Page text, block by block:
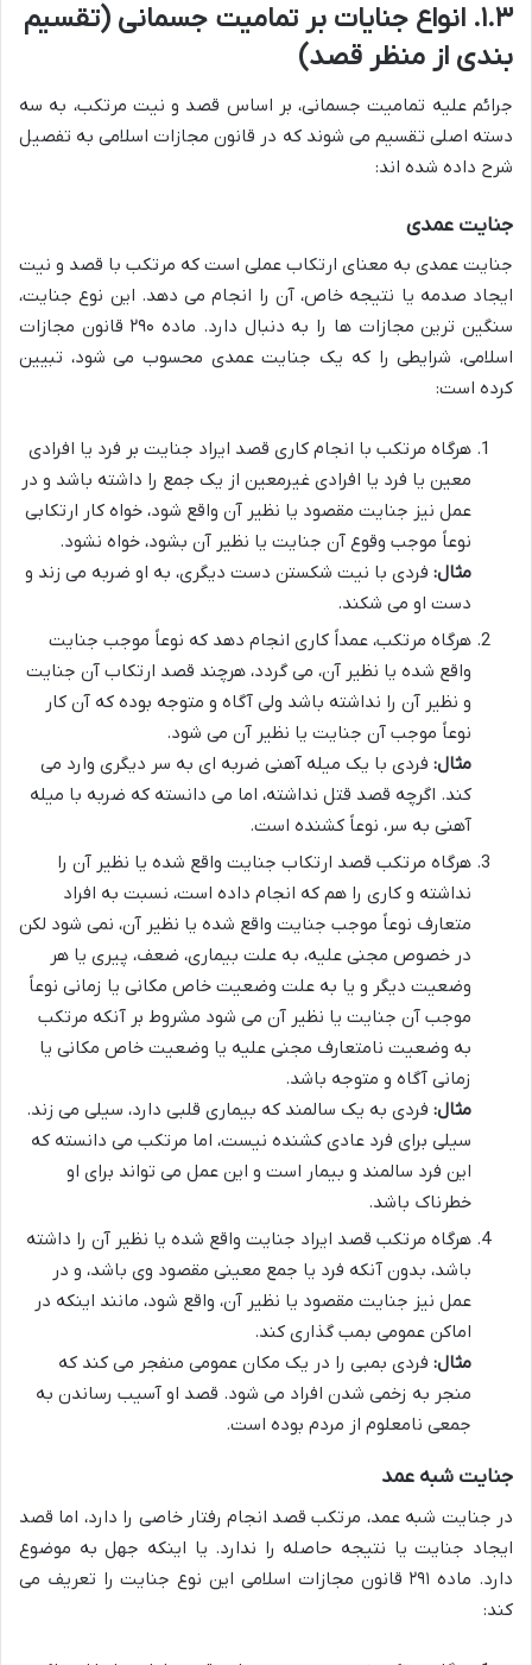
۱.۳. انواع جنایات بر تمامیت جسمانی (تقسیم
بندی از منظر قصد)
جرائم علیه تمامیت جسمانی، بر اساس قصد و نیت مرتکب، به سه
دسته اصلی تقسیم می شوند که در قانون مجازات اسلامی به تفصیل
شرح داده شده اند:
جنایت عمدی
جنایت عمدی به معنای ارتکاب عملی است که مرتکب با قصد و نیت
ایجاد صدمه یا نتیجه خاص، آن را انجام می دهد. این نوع جنایت،
سنگین ترین مجازات ها را به دنبال دارد. ماده ۲۹۰ قانون مجازات
اسلامی، شرایطی را که یک جنایت عمدی محسوب می شود، تبیین
کرده است:
هرگاه مرتکب با انجام کاری قصد ایراد جنایت بر فرد یا افرادی
معین یا فرد یا افرادی غیرمعین از یک جمع را داشته باشد و در
عمل نیز جنایت مقصود یا نظیر آن واقع شود، خواه کار ارتکابی
نوعاً موجب وقوع آن جنایت یا نظیر آن بشود، خواه نشود.
مثال: فردی با نیت شکستن دست دیگری، به او ضربه می زند و
دست او می شکند.
هرگاه مرتکب، عمداً کاری انجام دهد که نوعاً موجب جنایت
واقع شده یا نظیر آن، می گردد، هرچند قصد ارتکاب آن جنایت
و نظیر آن را نداشته باشد ولی آگاه و متوجه بوده که آن کار
نوعاً موجب آن جنایت یا نظیر آن می شود.
مثال: فردی با یک میله آهنی ضربه ای به سر دیگری وارد می
کند. اگرچه قصد قتل نداشته، اما می دانسته که ضربه با میله
آهنی به سر، نوعاً کشنده است.
هرگاه مرتکب قصد ارتکاب جنایت واقع شده یا نظیر آن را
نداشته و کاری را هم که انجام داده است، نسبت به افراد
متعارف نوعاً موجب جنایت واقع شده یا نظیر آن، نمی شود لکن
در خصوص مجنی علیه، به علت بیماری، ضعف، پیری یا هر
وضعیت دیگر و یا به علت وضعیت خاص مکانی یا زمانی نوعاً
موجب آن جنایت یا نظیر آن می شود مشروط بر آنکه مرتکب
به وضعیت نامتعارف مجنی علیه یا وضعیت خاص مکانی یا
زمانی آگاه و متوجه باشد.
مثال: فردی به یک سالمند که بیماری قلبی دارد، سیلی می زند.
سیلی برای فرد عادی کشنده نیست، اما مرتکب می دانسته که
این فرد سالمند و بیمار است و این عمل می تواند برای او
خطرناک باشد.
هرگاه مرتکب قصد ایراد جنایت واقع شده یا نظیر آن را داشته
باشد، بدون آنکه فرد یا جمع معینی مقصود وی باشد، و در
عمل نیز جنایت مقصود یا نظیر آن، واقع شود، مانند اینکه در
اماکن عمومی بمب گذاری کند.
مثال: فردی بمبی را در یک مکان عمومی منفجر می کند که
منجر به زخمی شدن افراد می شود. قصد او آسیب رساندن به
جمعی نامعلوم از مردم بوده است.
جنایت شبه عمد
در جنایت شبه عمد، مرتکب قصد انجام رفتار خاصی را دارد، اما قصد
ایجاد جنایت یا نتیجه حاصله را ندارد. یا اینکه جهل به موضوع
دارد. ماده ۲۹۱ قانون مجازات اسلامی این نوع جنایت را تعریف می
کند: